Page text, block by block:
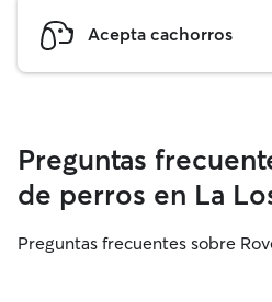
Acepta cachorros
Preguntas
de perros en La
Preguntas frecuentes sobre